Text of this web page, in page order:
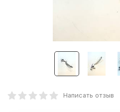
Написать отзыв